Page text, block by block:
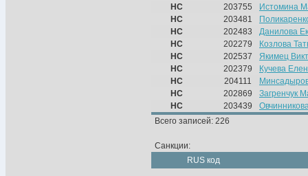
НС
203755
Истомина
НС
203481
НС
202483
Данилова
НС
202279
Козлова
НС
202537
Якимец
НС
202379
Кучева
НС
204111
НС
202869
Загренчук
НС
203439
Всего записей: 226
Санкции:
RUS код